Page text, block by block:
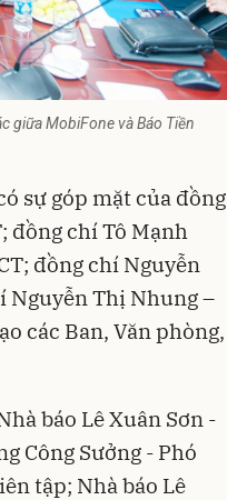
giữa MobiFone và Báo Tiền
sự góp mặt của đồng
đồng chí Tô Mạnh
đồng chí Nguyễn
Nguyễn Thị Nhung –
các Ban, Văn phòng,
báo Lê Xuân Sơn -
Công Sưởng - Phó
tập; Nhà báo Lê